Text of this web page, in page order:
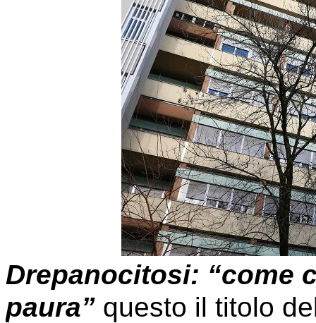
Drepanocitosi: “come
paura” questo il titolo